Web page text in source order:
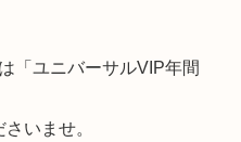
「ユニバーサルVIP年間
いませ。